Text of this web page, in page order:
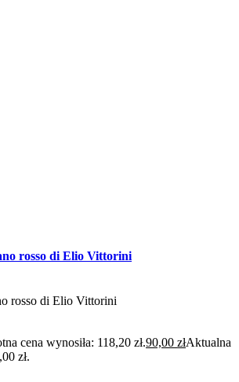
rosso di Elio Vittorini
rosso di Elio Vittorini
cena wynosiła: 118,20 zł.90,00złAktualna
zł.